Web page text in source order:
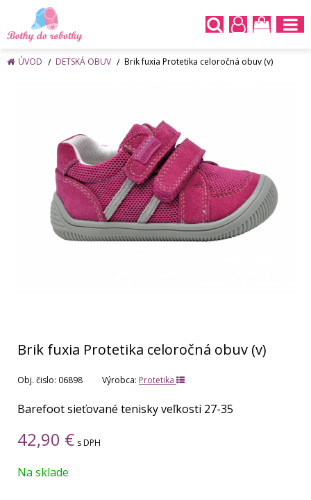
ÚVOD DETSKÁ OBUV Brik fuxia Protetika celoročná obuv (v)
Brik fuxia Protetika celoročná obuv (v)
Obj. čislo: 06898 Výrobca: Protetika
Barefoot sieťované tenisky veľkosti 27-35
42,90 € s DPH
Na sklade